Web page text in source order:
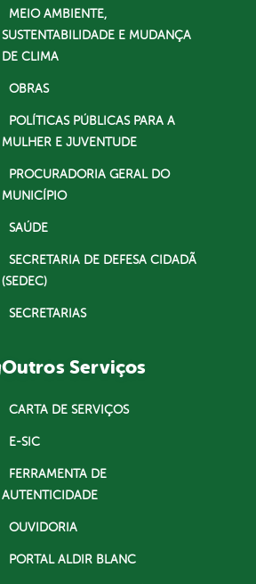
MEIO AMBIENTE,
SUSTENTABILIDADE E MUDANÇA
DE CLIMA
OBRAS
POLÍTICAS PÚBLICAS PARA A
MULHER E JUVENTUDE
PROCURADORIA GERAL DO
MUNICÍPIO
SAÚDE
SECRETARIA DE DEFESA CIDADÃ
(SEDEC)
SECRETARIAS
Outros Serviços
CARTA DE SERVIÇOS
E-SIC
FERRAMENTA DE
AUTENTICIDADE
OUVIDORIA
PORTAL ALDIR BLANC